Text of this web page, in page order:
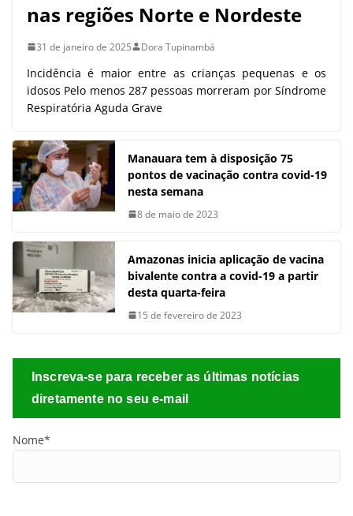
nas regiões Norte e Nordeste
31 de janeiro de 2025 Dora Tupinambá
Incidência é maior entre as crianças pequenas e os
idosos Pelo menos 287 pessoas morreram por Síndrome
Respiratória Aguda Grave
Manauara tem à disposição 75
pontos de vacinação contra covid-19
nesta semana
8 de maio de 2023
Amazonas inicia aplicação de vacina
bivalente contra a covid-19 a partir
desta quarta-feira
15 de fevereiro de 2023
Inscreva-se para receber as últimas notícias
diretamente no seu e-mail
Nome*